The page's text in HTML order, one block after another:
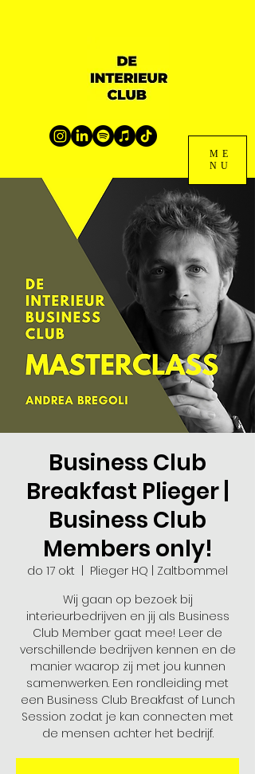
ME
NU
Business Club
Breakfast Plieger |
Business Club
Members only!
do 17 okt
Plieger HQ | Zaltbommel
Wij gaan op bezoek bij
interieurbedrijven en jij als Business
Club Member gaat mee! Leer de
verschillende bedrijven kennen en de
manier waarop zij met jou kunnen
samenwerken. Een rondleiding met
een Business Club Breakfast of Lunch
Session zodat je kan connecten met
de mensen achter het bedrijf.